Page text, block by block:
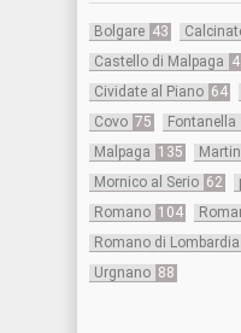
Bolgare 43
Castello di Malpaga
Cividate al Piano 64
Covo 75 Fontanella
Malpaga 135
Mornico al Serio 62
Romano 104
Romano di Lombardia
Urgnano 88